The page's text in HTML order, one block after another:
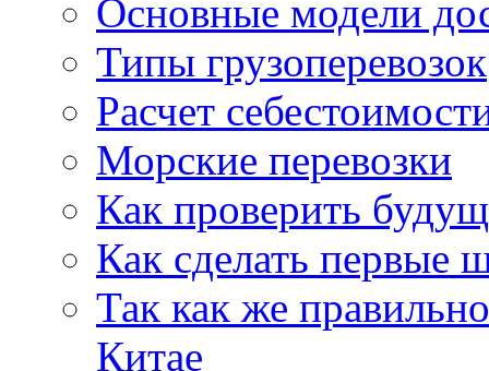
Основные модели
Типы грузоперевозок
Расчет
Морские перевозки
Как проверить
Как сделать первые
Так как же
Китае